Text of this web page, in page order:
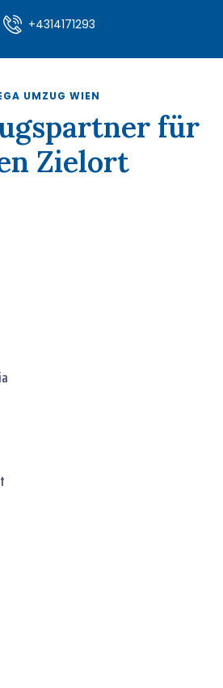
+4314171293
UMZUG WIEN
für
Zielort